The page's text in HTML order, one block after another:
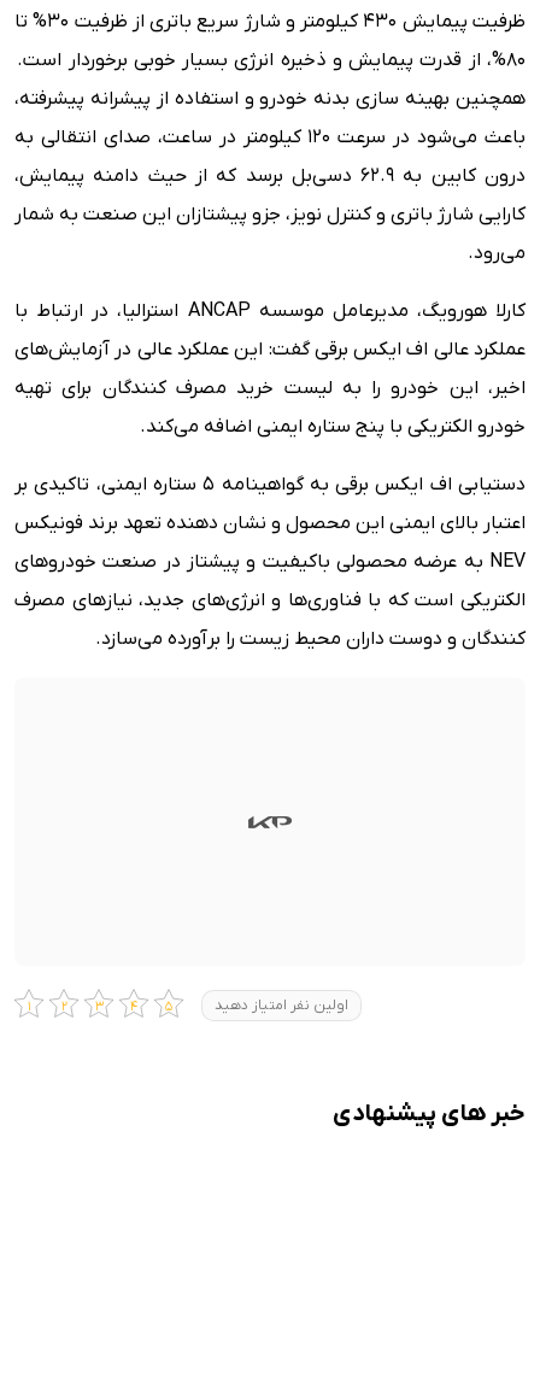
ظرفیت پیمایش 430 کیلومتر و شارژ سریع باتری از ظرفیت 30% تا
80%، از قدرت پیمایش و ذخیره انرژی بسیار خوبی برخوردار است.
همچنین بهینه سازی بدنه خودرو و استفاده از پیشرانه پیشرفته،
باعث می‌شود در سرعت 120 کیلومتر در ساعت، صدای انتقالی به
درون کابین به 62.9 دسی‌بل برسد که از حیث دامنه پیمایش،
کارایی شارژ باتری و کنترل نویز، جزو پیشتازان این صنعت به شمار
می‌رود.
کارلا هورویگ، مدیرعامل موسسه ANCAP استرالیا، در ارتباط با
عملکرد عالی اف ایکس برقی گفت: این عملکرد عالی در آزمایش‌های
اخیر، این خودرو را به لیست خرید مصرف کنندگان برای تهیه
خودرو الکتریکی با پنج ستاره ایمنی اضافه می‌کند.
دستیابی اف ایکس برقی به گواهینامه 5 ستاره ایمنی، تاکیدی بر
اعتبار بالای ایمنی این محصول و نشان دهنده تعهد برند فونیکس
NEV به عرضه محصولی باکیفیت و پیشتاز در صنعت خودروهای
الکتریکی است که با فناوری‌ها و انرژی‌های جدید، نیازهای مصرف
کنندگان و دوست داران محیط زیست را برآورده می‌سازد.
اولین نفر امتیاز دهید
خبر های پیشنهادی